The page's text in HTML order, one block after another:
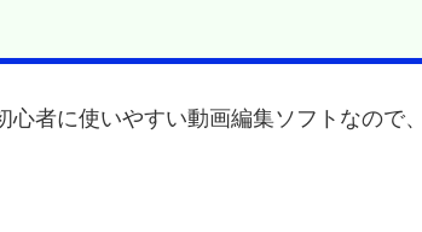
者に使いやすい動画編集ソフトなので、